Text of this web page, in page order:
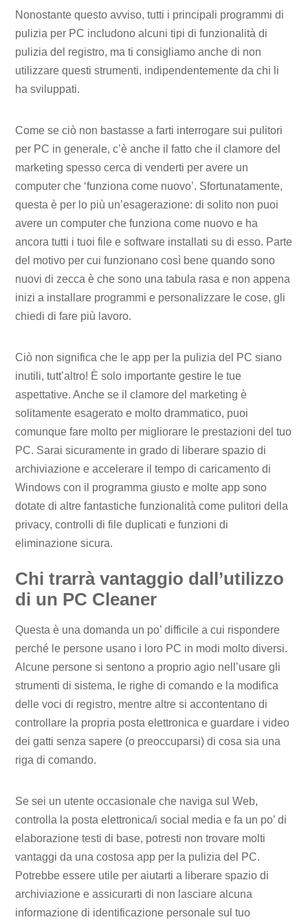
Nonostante questo avviso, tutti i principali programmi di
pulizia per PC includono alcuni tipi di funzionalità di
pulizia del registro, ma ti consigliamo anche di non
utilizzare questi strumenti, indipendentemente da chi li
ha sviluppati.
Come se ciò non bastasse a farti interrogare sui pulitori
per PC in generale, c’è anche il fatto che il clamore del
marketing spesso cerca di venderti per avere un
computer che ‘funziona come nuovo’. Sfortunatamente,
questa è per lo più un’esagerazione: di solito non puoi
avere un computer che funziona come nuovo e ha
ancora tutti i tuoi file e software installati su di esso. Parte
del motivo per cui funzionano così bene quando sono
nuovi di zecca è che sono una tabula rasa e non appena
inizi a installare programmi e personalizzare le cose, gli
chiedi di fare più lavoro.
Ciò non significa che le app per la pulizia del PC siano
inutili, tutt’altro! È solo importante gestire le tue
aspettative. Anche se il clamore del marketing è
solitamente esagerato e molto drammatico, puoi
comunque fare molto per migliorare le prestazioni del tuo
PC. Sarai sicuramente in grado di liberare spazio di
archiviazione e accelerare il tempo di caricamento di
Windows con il programma giusto e molte app sono
dotate di altre fantastiche funzionalità come pulitori della
privacy, controlli di file duplicati e funzioni di
eliminazione sicura.
Chi trarrà vantaggio dall’utilizzo
di un PC Cleaner
Questa è una domanda un po’ difficile a cui rispondere
perché le persone usano i loro PC in modi molto diversi.
Alcune persone si sentono a proprio agio nell’usare gli
strumenti di sistema, le righe di comando e la modifica
delle voci di registro, mentre altre si accontentano di
controllare la propria posta elettronica e guardare i video
dei gatti senza sapere (o preoccuparsi) di cosa sia una
riga di comando.
Se sei un utente occasionale che naviga sul Web,
controlla la posta elettronica/i social media e fa un po’ di
elaborazione testi di base, potresti non trovare molti
vantaggi da una costosa app per la pulizia del PC.
Potrebbe essere utile per aiutarti a liberare spazio di
archiviazione e assicurarti di non lasciare alcuna
informazione di identificazione personale sul tuo